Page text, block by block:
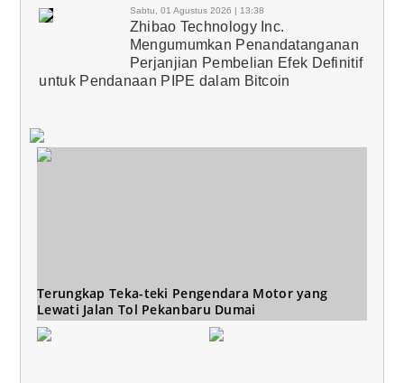
Sabtu, 01 Agustus 2026 | 13:38
Zhibao Technology Inc.
Mengumumkan Penandatanganan
Perjanjian Pembelian Efek Definitif
untuk Pendanaan PIPE dalam Bitcoin
Terungkap Teka-teki Pengendara Motor yang
Lewati Jalan Tol Pekanbaru Dumai